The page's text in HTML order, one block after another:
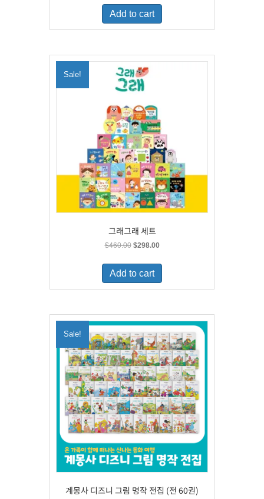
was:
$350.00.
is:
Add to cart
Sale!
그래그래 세트
$460.00 Original
was:
$460.00.
$298.00Current
is:
Add to cart
Sale!
계몽사 디즈니 그림 명작 전집 (전 60권)